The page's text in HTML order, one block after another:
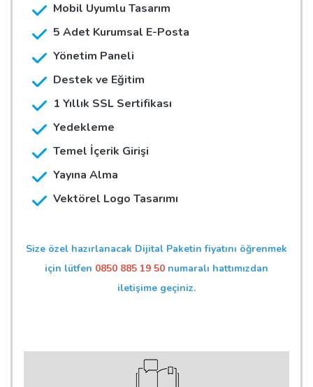
Mobil Uyumlu Tasarım
5 Adet Kurumsal E-Posta
Yönetim Paneli
Destek ve Eğitim
1 Yıllık SSL Sertifikası
Yedekleme
Temel İçerik Girişi
Yayına Alma
Vektörel Logo Tasarımı
Size özel hazırlanacak Dijital Paketin fiyatını öğrenmek
için lütfen 0850 885 19 50 numaralı hattımızdan
iletişime geçiniz.